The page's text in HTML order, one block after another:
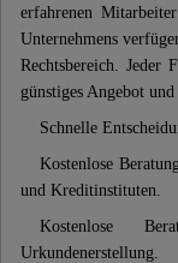
erfahrenen
Unternehmens
Rechtsbereich.
günstiges Angebot
Schnelle
Kostenlose
und Kreditinstituten.
Kostenlose
Urkundenerstellung.